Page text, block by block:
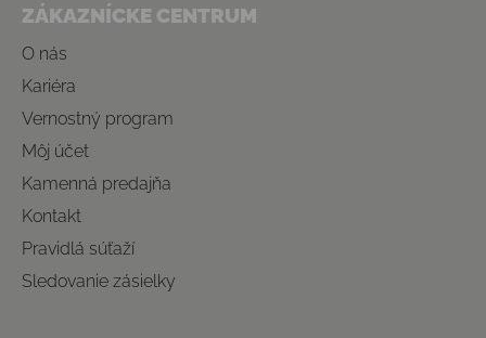
ZÁKAZNÍCKE CENTRUM
O nás
Kariéra
Vernostný program
Môj účet
Kamenná predajňa
Kontakt
Pravidlá súťaží
Sledovanie zásielky